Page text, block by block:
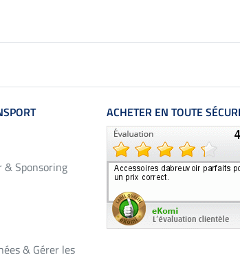
& Sponsoring
& Gérer les
ACHETER EN TOUTE